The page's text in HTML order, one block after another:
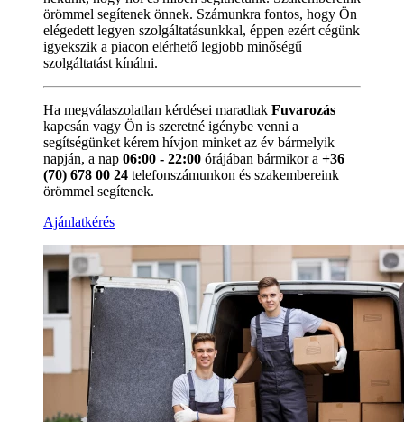
örömmel segítenek önnek. Számunkra fontos, hogy Ön
elégedett legyen szolgáltatásunkkal, éppen ezért cégünk
igyekszik a piacon elérhető legjobb minőségű
szolgáltatást kínálni.
Ha megválaszolatlan kérdései maradtak Fuvarozás
kapcsán vagy Ön is szeretné igénybe venni a
segítségünket kérem hívjon minket az év bármelyik
napján, a nap 06:00 - 22:00 órájában bármikor a +36
(70) 678 00 24 telefonszámunkon és szakembereink
örömmel segítenek.
Ajánlatkérés